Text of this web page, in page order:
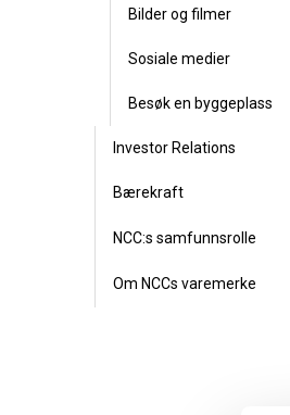
Bilder og filmer
Sosiale medier
Besøk en byggeplass
Investor Relations
Bærekraft
NCC:s samfunnsrolle
Om NCCs varemerke